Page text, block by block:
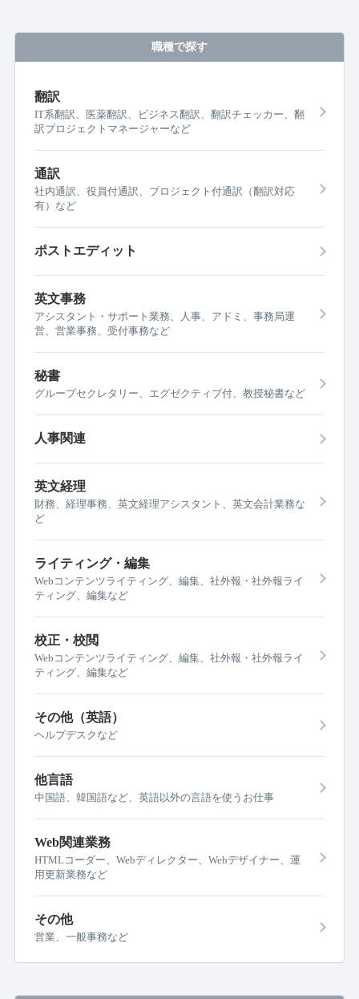
職種で探す
翻訳
IT系翻訳、医薬翻訳、ビジネス翻訳、翻訳チェッカー、翻
訳プロジェクトマネージャーなど
通訳
社内通訳、役員付通訳、プロジェクト付通訳（翻訳対応
有）など
ポストエディット
英文事務
アシスタント・サポート業務、人事、アドミ、事務局運
営、営業事務、受付事務など
秘書
グループセクレタリー、エグゼクティブ付、教授秘書など
人事関連
英文経理
財務、経理事務、英文経理アシスタント、英文会計業務な
ど
ライティング・編集
Webコンテンツライティング、編集、社外報・社外報ライ
ティング、編集など
校正・校閲
Webコンテンツライティング、編集、社外報・社外報ライ
ティング、編集など
その他（英語）
ヘルプデスクなど
他言語
中国語、韓国語など、英語以外の言語を使うお仕事
Web関連業務
HTMLコーダー、Webディレクター、Webデザイナー、運
用更新業務など
その他
営業、一般事務など